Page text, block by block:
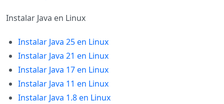
Instalar Java en Linux
Instalar Java 25 en Linux
Instalar Java 21 en Linux
Instalar Java 17 en Linux
Instalar Java 11 en Linux
Instalar Java 1.8 en Linux